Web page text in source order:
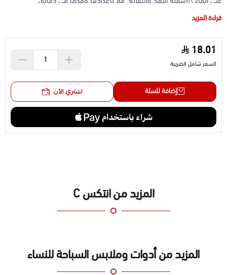
قراءة المزيد
18.01
السعر شامل الضريبة
إضافة للسلة اشتري الآن
المزيد من انتكس C
المزيد من أدوات وملابس السباحة للنساء